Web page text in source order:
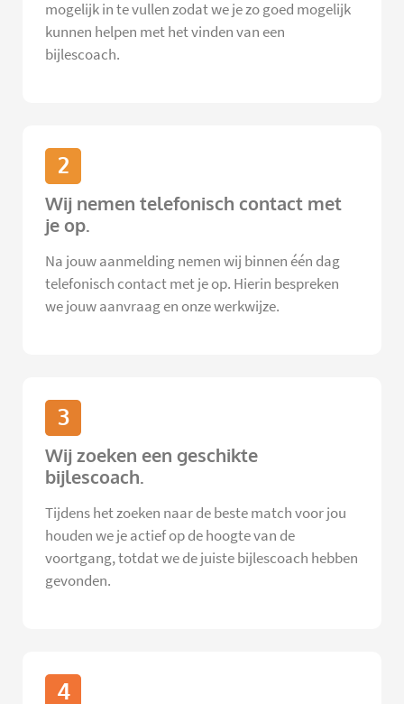
mogelijk in te vullen zodat we je zo goed mogelijk
kunnen helpen met het vinden van een
bijlescoach.
2
Wij nemen telefonisch contact met
je op.
Na jouw aanmelding nemen wij binnen één dag
telefonisch contact met je op. Hierin bespreken
we jouw aanvraag en onze werkwijze.
3
Wij zoeken een geschikte
bijlescoach.
Tijdens het zoeken naar de beste match voor jou
houden we je actief op de hoogte van de
voortgang, totdat we de juiste bijlescoach hebben
gevonden.
4